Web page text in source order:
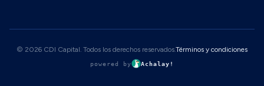
© 2026 CDI Capital. Todos los derechos reservados.Términos y condiciones
powered by Achalay!